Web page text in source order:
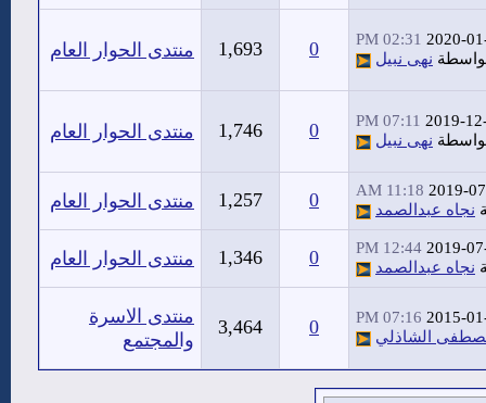
2020-
02:31 PM
نهى نبيل 0
1,693 منتدى الحوار العام
2019-
07:11 PM
نهى نبيل 0
1,746 منتدى الحوار العام
2019-
11:18 AM
نجاه عبدالصمد 0
1,257 منتدى الحوار العام
2019-
12:44 PM
نجاه عبدالصمد 0
1,346 منتدى الحوار العام
2015-
07:16 PM
الشاذلي
0
3,464
منتدى الاسرة
والمجتمع